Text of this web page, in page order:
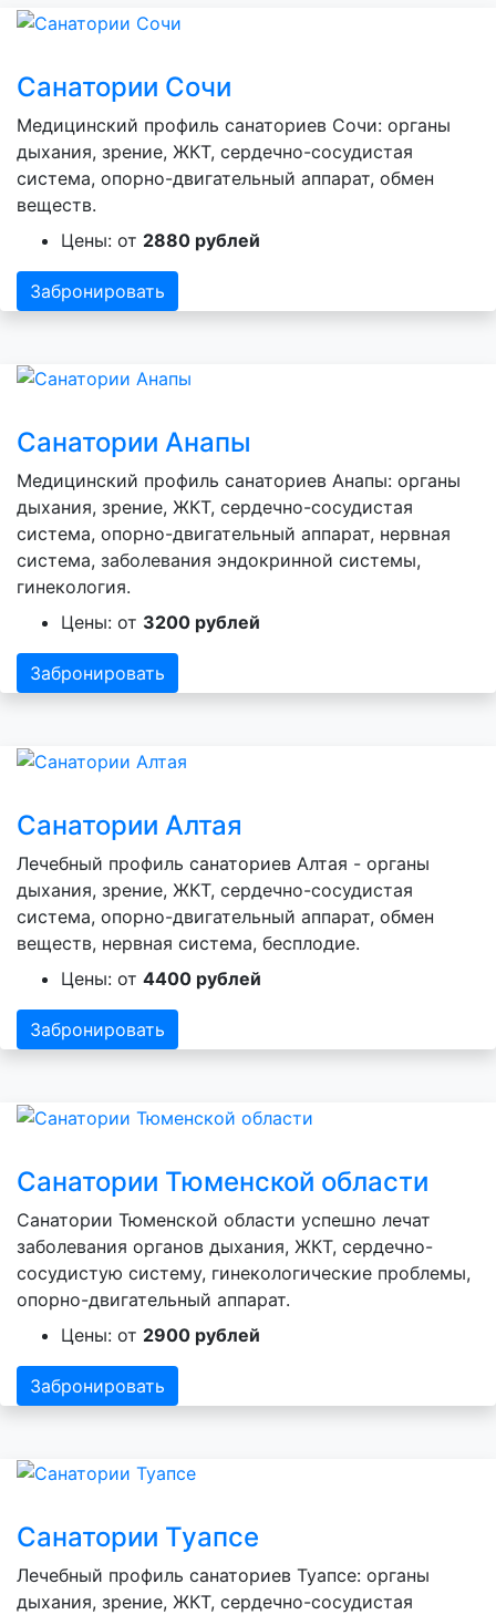
Санатории Сочи
Медицинский профиль санаториев Сочи: органы
дыхания, зрение, ЖКТ, сердечно-сосудистая
система, опорно-двигательный аппарат, обмен
веществ.
Цены: от 2880 рублей
Забронировать
Санатории Анапы
Медицинский профиль санаториев Анапы: органы
дыхания, зрение, ЖКТ, сердечно-сосудистая
система, опорно-двигательный аппарат, нервная
система, заболевания эндокринной системы,
гинекология.
Цены: от 3200 рублей
Забронировать
Санатории Алтая
Лечебный профиль санаториев Алтая - органы
дыхания, зрение, ЖКТ, сердечно-сосудистая
система, опорно-двигательный аппарат, обмен
веществ, нервная система, бесплодие.
Цены: от 4400 рублей
Забронировать
Санатории Тюменской области
Санатории Тюменской области успешно лечат
заболевания органов дыхания, ЖКТ, сердечно-
сосудистую систему, гинекологические проблемы,
опорно-двигательный аппарат.
Цены: от 2900 рублей
Забронировать
Санатории Туапсе
Лечебный профиль санаториев Туапсе: органы
дыхания, зрение, ЖКТ, сердечно-сосудистая